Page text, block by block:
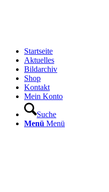
Startseite
Aktuelles
Bildarchiv
Shop
Kontakt
Mein Konto
Suche
Menü Menü